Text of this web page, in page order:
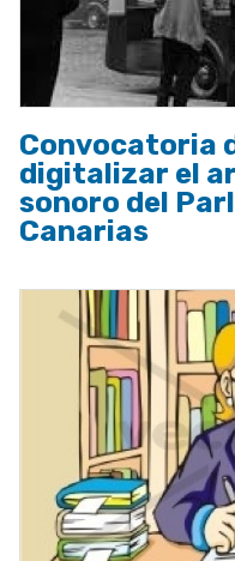
Convocatoria
digitalizar el
sonoro del
Canarias